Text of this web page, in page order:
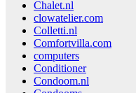
Chalet.nl
clowatelier.com
Colletti.nl
Comfortvilla.com
computers
Conditioner
Condoom.nl